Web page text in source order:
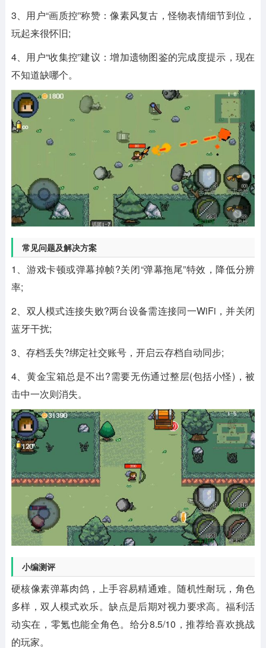
3、用户“画质控”称赞：像素风复古，怪物表情细节到位，
玩起来很怀旧;
4、用户“收集控”建议：增加遗物图鉴的完成度提示，现在
不知道缺哪个。
常见问题及解决方案
1、游戏卡顿或弹幕掉帧?关闭“弹幕拖尾”特效，降低分辨
率;
2、双人模式连接失败?两台设备需连接同一WiFi，并关闭
蓝牙干扰;
3、存档丢失?绑定社交账号，开启云存档自动同步;
4、黄金宝箱总是不出?需要无伤通过整层(包括小怪)，被
击中一次则消失。
小编测评
硬核像素弹幕肉鸽，上手容易精通难。随机性耐玩，角色
多样，双人模式欢乐。缺点是后期对视力要求高。福利活
动实在，零氪也能全角色。给分8.5/10，推荐给喜欢挑战
的玩家。